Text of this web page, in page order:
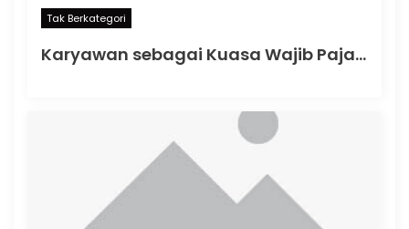
Tak Berkategori
Karyawan sebagai Kuasa Wajib Pajak: Apa yang Berubah dalam PMK Nomor 44 Tahun 2026?